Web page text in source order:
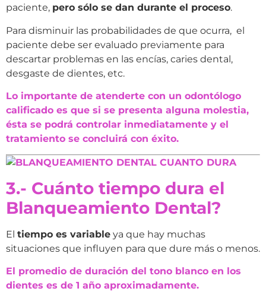
paciente, pero sólo se dan durante el proceso.
Para disminuir las probabilidades de que ocurra, el
paciente debe ser evaluado previamente para
descartar problemas en las encías, caries dental,
desgaste de dientes, etc.
Lo importante de atenderte con un odontólogo
calificado es que si se presenta alguna molestia,
ésta se podrá controlar inmediatamente y el
tratamiento se concluirá con éxito.
3.- Cuánto tiempo dura el
Blanqueamiento Dental?
El tiempo es variable ya que hay muchas
situaciones que influyen para que dure más o menos.
El promedio de duración del tono blanco en los
dientes es de 1 año aproximadamente.